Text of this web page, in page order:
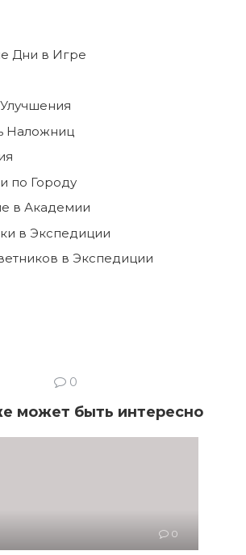
Дни в Игре
Наложниц
по Городу
в Академии
в Экспедиции
в Экспедиции
0
может быть интересно
0